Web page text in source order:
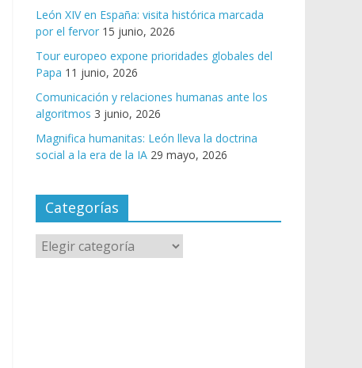
León XIV en España: visita histórica marcada
por el fervor 15 junio, 2026
Tour europeo expone prioridades globales del
Papa 11 junio, 2026
Comunicación y relaciones humanas ante los
algoritmos 3 junio, 2026
Magnifica humanitas: León lleva la doctrina
social a la era de la IA 29 mayo, 2026
Categorías